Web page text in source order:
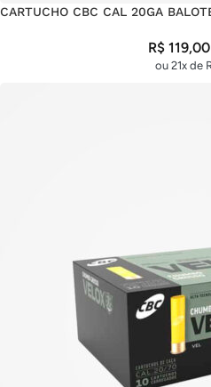
CARTUCHO CBC CAL 20GA
R$119,00
ou 21x de